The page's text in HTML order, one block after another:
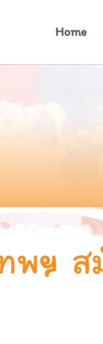
Home
พฯ